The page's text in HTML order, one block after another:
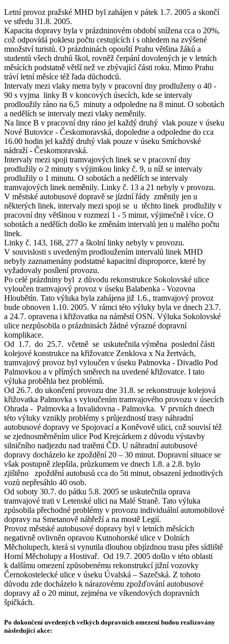
Letní provoz pražské MHD byl zahájen v pátek 1.7. 2005 a skončí
ve středu 31.8. 2005.
Kapacita dopravy byla v prázdninovém období snížena cca o 20%,
což odpovídá poklesu počtu cestujících i s ohledem na zvýšené
množství turistů. O prázdninách opouští Prahu většina žáků a
studentů všech druhů škol, rovněž čerpání dovolených je v letních
měsících podstatně větší než ve zbývající části roku. Mimo Prahu
tráví letní měsíce též řada důchodců.
Intervaly mezi vlaky metra byly v pracovní dny prodluženy o 40 -
90 s vyjma linky B v koncových úsecích, kde se intervaly
prodloužily ráno na 6,5 minuty a odpoledne na 8 minut. O sobotách
a nedělích se intervaly mezi vlaky neměnily.
Na lince B v pracovní dny ráno jel každý druhý vlak pouze v úseku
Nové Butovice - Českomoravská, dopoledne a odpoledne do cca
16.00 hodin jel každý druhý vlak pouze v úseku Smíchovské
nádraží - Českomoravská.
Intervaly mezi spoji tramvajových linek se v pracovní dny
prodlužily o 2 minuty s výjimkou linky č. 9, u níž se intervaly
prodlužily o 1 minutu. O sobotách a nedělích se intervaly
tramvajových linek neměnily. Linky č. 13 a 21 nebyly v provozu.
V městské autobusové dopravě se jízdní řády změnily jen u
některých linek, intervaly mezi spoji se u těchto linek prodlužily v
pracovní dny většinou v rozmezí 1 - 5 minut, výjimečně i více. O
sobotách a nedělích došlo ke změnám intervalů jen u malého počtu
linek.
Linky č. 143, 168, 277 a školní linky nebyly v provozu.
V souvislosti s uvedeným prodloužením intervalů linek MHD
nebyly zaznamenány podstatné kapacitní disproporce, které by
vyžadovaly posílení provozu.
Po celé prázdniny byl z důvodu rekonstrukce Sokolovské ulice
vyloučen tramvajový provoz v úseku Balabenka - Vozovna
Hloubětín. Tato výluka byla zahájena již 1.6., tramvajový provoz
bude obnoven 1.10. 2005. V rámci této výluky byla ve dnech 23.7.
a 24.7. opravena i křižovatka na náměstí OSN. Výluka Sokolovské
ulice nezpůsobila o prázdninách žádné výrazné dopravní
komplikace.
Od 1.7. do 25.7. včetně se uskutečnila výměna poslední části
kolejové konstrukce na křižovatce Zenklova x Na žertvách,
tramvajový provoz byl vyloučen v úseku Palmovka - Divadlo Pod
Palmovkou a v přímých směrech na uvedené křižovatce. I tato
výluka proběhla bez problémů.
Od 26.7. do ukončení provozu dne 31.8. se rekonstruuje kolejová
křižovatka Palmovka s vyloučením tramvajového provozu v úsecích
Ohrada - Palmovka a Invalidovna - Palmovka. V prvních dnech
této výluky vznikly problémy s průjezdností trasy náhradní
autobusové dopravy ve Spojovací a Koněvově ulici, což souvisí též
se zjednosměrněním ulice Pod Krejcárkem z důvodu výstavby
silničního nadjezdu nad tratěmi ČD. U náhradní autobusové
dopravy docházelo ke zpoždění 20 – 30 minut. Dopravní situace se
však postupně zlepšila, průzkumem ve dnech 1.8. a 2.8. bylo
zjištěno zpoždění autobusů cca do 5ti minut, obsazení jednotlivých
vozů nepřesáhlo 40 osob.
Od soboty 30.7. do pátku 5.8. 2005 se uskutečnila oprava
tramvajové trati v Letenské ulici na Malé Straně. Tato výluka
způsobila přechodné problémy v provozu individuální automobilové
dopravy na Smetanově nábřeží a na mostě Legií.
Provoz městské autobusové dopravy byl v letních měsících
negativně ovlivněn opravou Kutnohorské ulice v Dolních
Měcholupech, která si vynutila dlouhou objízdnou trasu přes sídliště
Horní Měcholupy a Hostivař. Od 19.7. 2005 došlo v této oblasti
k dalšímu omezení způsobenému rekonstrukcí jižní vozovky
Černokostelecké ulice v úseku Úvalská – Sazečská. Z tohoto
důvodu zde docházelo k nárazovému zpožďování autobusové
dopravy až o 20 minut, zejména ve víkendových dopravních
špičkách.
Po dokončení uvedených velkých dopravních omezení budou realizovány
následující akce: